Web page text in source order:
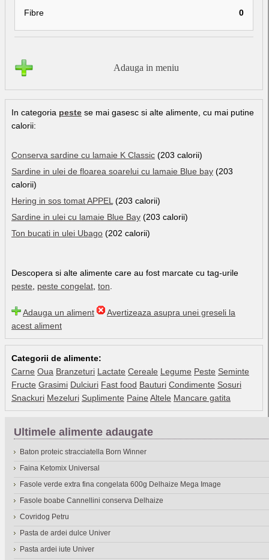
Fibre
0
Adauga in meniu
In categoria peste se mai gasesc si alte alimente, cu mai putine
calorii:
Conserva sardine cu lamaie K Classic (203 calorii)
Sardine in ulei de floarea soarelui cu lamaie Blue bay (203
calorii)
Hering in sos tomat APPEL (203 calorii)
Sardine in ulei cu lamaie Blue Bay (203 calorii)
Ton bucati in ulei Ubago (202 calorii)
Descopera si alte alimente care au fost marcate cu tag-urile
peste
peste congelat ton
Adauga un aliment
Avertizeaza asupra unei greseli la
acest aliment
Categorii de alimente:
Carne Oua Branzeturi Lactate Cereale Legume Peste Seminte
Fructe Grasimi Dulciuri Fast food Bauturi Condimente Sosuri
Snackuri Mezeluri Suplimente Paine Altele Mancare gatita
Ultimele alimente adaugate
Baton proteic stracciatella Born Winner
Faina Ketomix Universal
Fasole verde extra fina congelata 600g Delhaize Mega Image
Fasole boabe Cannellini conserva Delhaize
Covridog Petru
Pasta de ardei dulce Univer
Pasta ardei iute Univer